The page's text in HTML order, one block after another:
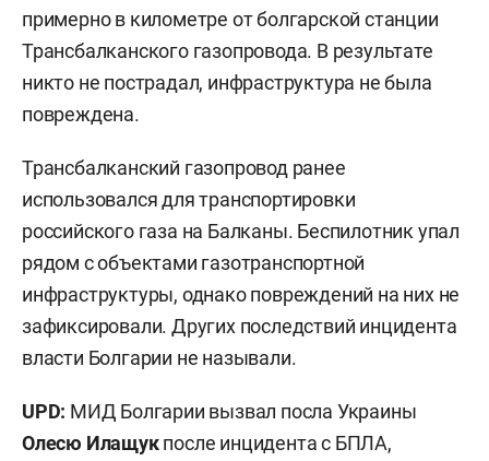
примерно в километре от болгарской станции
Трансбалканского газопровода. В результате
никто не пострадал, инфраструктура не была
повреждена.
Трансбалканский газопровод ранее
использовался для транспортировки
российского газа на Балканы. Беспилотник упал
рядом с объектами газотранспортной
инфраструктуры, однако повреждений на них не
зафиксировали. Других последствий инцидента
власти Болгарии не называли.
UPD: МИД Болгарии вызвал посла Украины
Олесю Илащукпосле инцидента с БПЛА,